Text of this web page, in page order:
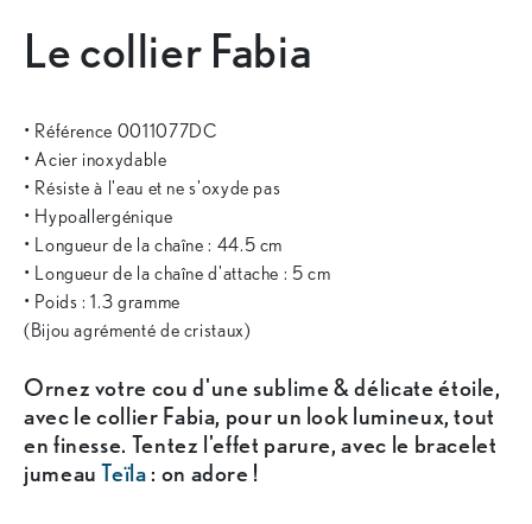
Le collier Fabia
• Référence 0011077DC
• Acier inoxydable
• Résiste à l'eau et ne s'oxyde pas
• Hypoallergénique
• Longueur de la chaîne : 44.5 cm
• Longueur de la chaîne d'attache : 5 cm
• Poids : 1.3 gramme
(Bijou agrémenté de cristaux)
Ornez votre cou d'une sublime & délicate étoile,
avec le collier Fabia, pour un look lumineux, tout
en finesse. Tentez l'effet parure, avec le bracelet
jumeauTeïla : on adore !